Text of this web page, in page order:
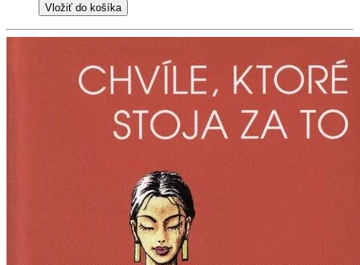
Vložiť do košíka